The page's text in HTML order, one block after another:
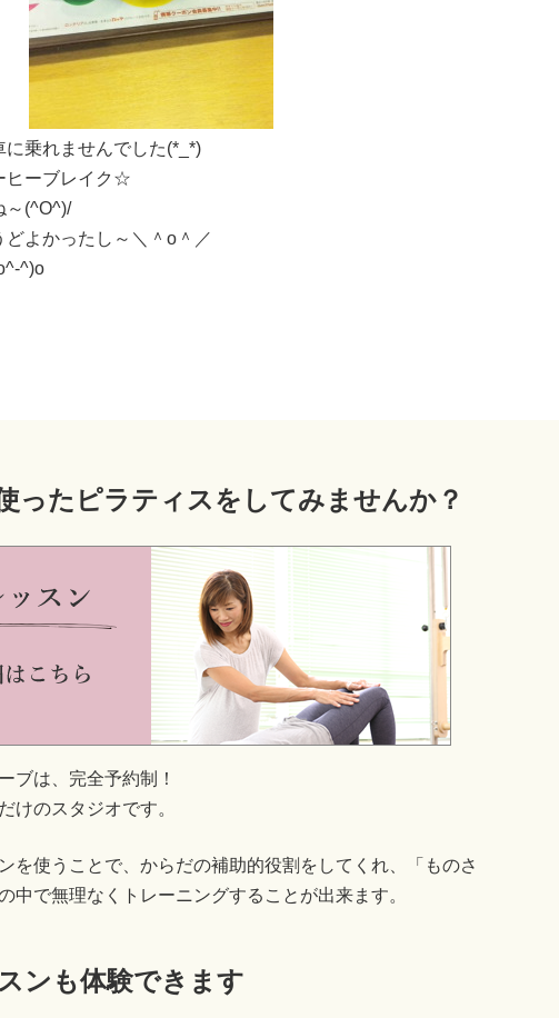
乗れませんでした(*_*)
ヒーブレイク☆
～(^O^)/
よかったし～＼＾o＾／
^)o
ったピラティスをしてみませんか？
ブは、完全予約制！
のスタジオです。
を使うことで、からだの補助的役割をしてくれ、「ものさ
中で無理なくトレーニングすることが出来ます。
ンも体験できます